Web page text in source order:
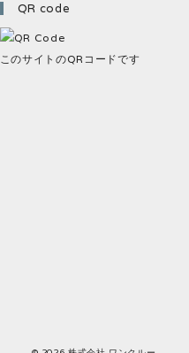
QR code
このサイトのQRコードです